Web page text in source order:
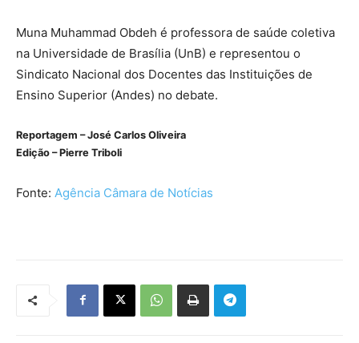
Muna Muhammad Obdeh é professora de saúde coletiva
na Universidade de Brasília (UnB) e representou o
Sindicato Nacional dos Docentes das Instituições de
Ensino Superior (Andes) no debate.
Reportagem – José Carlos Oliveira
Edição – Pierre Triboli
Fonte: Agência Câmara de Notícias